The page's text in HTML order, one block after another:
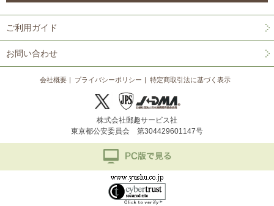
ご利用ガイド
お問い合わせ
会社概要 プライバシーポリシー 特定商取引法に基づく表示
株式会社郵趣サービス社
東京都公安委員会 第304429601147号